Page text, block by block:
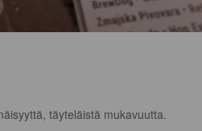
täyteläistä mukavuutta.